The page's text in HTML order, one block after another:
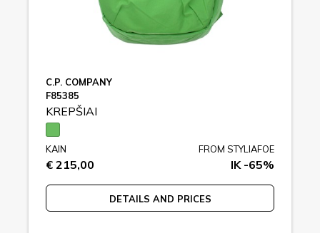
C.P. COMPANY
F85385
KREPŠIAI
KAIN
€ 215,00
FROM STYLIAFOE
IK -65%
DETAILS AND PRICES